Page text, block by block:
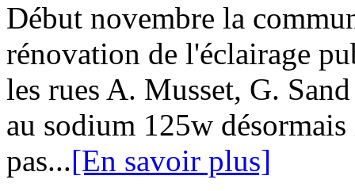
Début novembre la
rénovation de l'éclairage
les rues A. Musset, G.
au sodium 125w
pas...[En savoir plus]